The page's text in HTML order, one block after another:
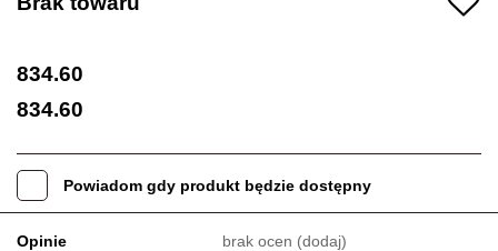
834.60
834.60
Powiadom gdy produkt będzie dostępny
Opinie brak ocen (dodaj)